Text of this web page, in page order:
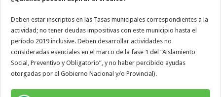
Deben estar inscriptos en las Tasas municipales correspondientes a la
actividad; no tener deudas impositivas con este municipio hasta el
período 2019 inclusive. Deben desarrollar actividades no
consideradas esenciales en el marco de la fase 1 del “Aislamiento
Social, Preventivo y Obligatorio”, y no haber percibido ayudas
otorgadas por el Gobierno Nacional y/o Provincial).